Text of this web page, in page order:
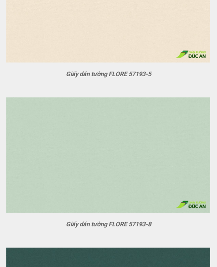
Giấy dán tường FLORE 57193-5
Giấy dán tường FLORE 57193-8